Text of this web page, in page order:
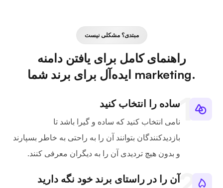
مبتدی؟ مشکلی نیست
راهنمای کامل برای یافتن دامنه
.marketing ایده‌آل برای برند شما
ساده را انتخاب کنید
نامی انتخاب کنید که ساده و گیرا باشد تا
بازدیدکنندگان بتوانند آن را به راحتی به خاطر بسپارند
و بدون هیچ تردیدی آن را به دیگران معرفی کنند.
آن را در راستای برند خود نگه دارید